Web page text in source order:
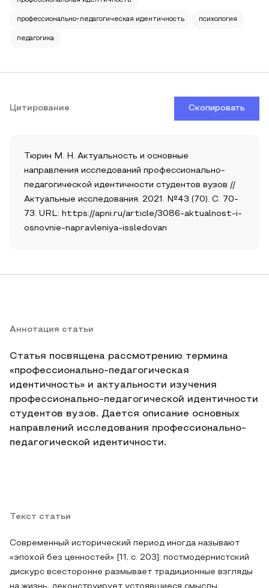
профессионально-педагогическая идентичность психология
педагогика
Цитирование Скопировать
Тюрин М. Н. Актуальность и основные
направления исследований профессионально-
педагогической идентичности студентов вузов //
Актуальные исследования. 2021. №43 (70). С. 70-
73. URL: https://apni.ru/article/3086-aktualnost-i-
osnovnie-napravleniya-issledovan
Аннотация статьи
Статья посвящена рассмотрению термина
«профессионально-педагогическая
идентичность» и актуальности изучения
профессионально-педагогической идентичности
студентов вузов. Дается описание основных
направлений исследования профессионально-
педагогической идентичности.
Текст статьи
Современный исторический период иногда называют
«эпохой без ценностей» [11, с. 203]: постмодернистский
дискурс всесторонне размывает традиционные взгляды